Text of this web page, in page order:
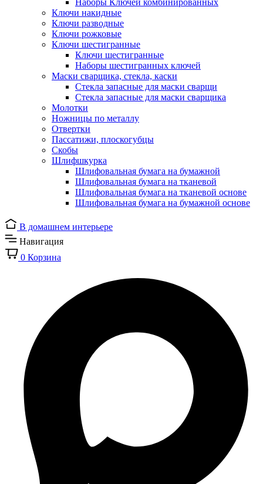
Наборы Ключей комбинированных
Ключи накидные
Ключи разводные
Ключи рожковые
Ключи шестигранные
Ключи шестигранные
Наборы шестигранных ключей
Маски сварщика, стекла, каски
Стекла запасные для маски сварщи
Стекла запасные для маски сварщика
Молотки
Ножницы по металлу
Отвертки
Пассатижи, плоскогубцы
Скобы
Шлифшкурка
Шлифовальная бумага на бумажной
Шлифовальная бумага на тканевой
Шлифовальная бумага на тканевой основе
Шлифовальная бумага на бумажной основе
В домашнем интерьере
Навигация
0 Корзина